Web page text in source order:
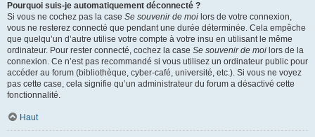
Pourquoi suis-je automatiquement déconnecté ?
Si vous ne cochez pas la case Se souvenir de moi lors de votre connexion,
vous ne resterez connecté que pendant une durée déterminée. Cela empêche
que quelqu’un d’autre utilise votre compte à votre insu en utilisant le même
ordinateur. Pour rester connecté, cochez la case Se souvenir de moi lors de la
connexion. Ce n’est pas recommandé si vous utilisez un ordinateur public pour
accéder au forum (bibliothèque, cyber-café, université, etc.). Si vous ne voyez
pas cette case, cela signifie qu’un administrateur du forum a désactivé cette
fonctionnalité.
Haut